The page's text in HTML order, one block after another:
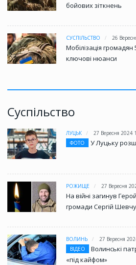
бойових зіткнень
СУСПІЛЬСТВО 26
Мобілізація
ключові нюанси
Суспільство
ЛУЦЬК
27 Вересня 2024
ФОТО
У Луцьку
РОЖИЩЕ 27 Вересня
На війні загинув
громади Сергій
ВОЛИНЬ
27 Вересня
ВІДЕО
Волинські
«під кайфом»